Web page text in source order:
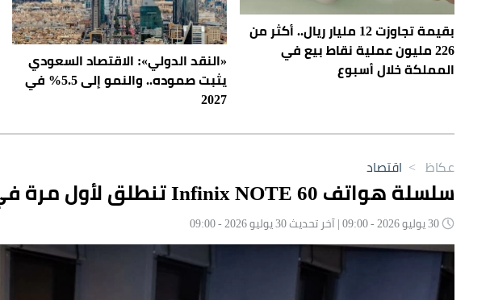
بقيمة تجاوزت 12 مليار ريال.. أكثر من
226 مليون عملية نقاط بيع في
المملكة خلال أسبوع
«النقد الدولي»: الاقتصاد السعودي
يثبت صموده.. والنمو إلى 5.5% في
2027
عكاظ > اقتصاد
سلسلة هواتف Infinix NOTE 60 تنطلق لأول مرة في الأسواق السعودية